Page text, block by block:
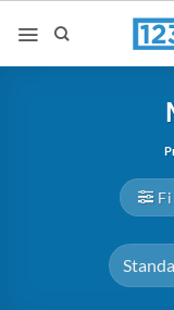
naar